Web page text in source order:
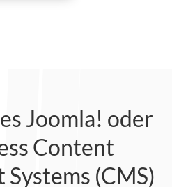
Joomla! oder
Content
(CMS)